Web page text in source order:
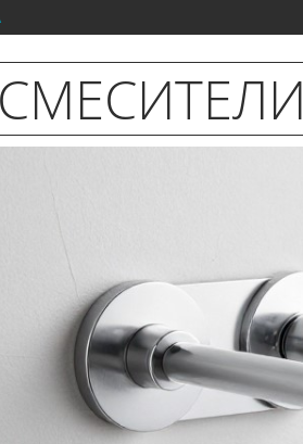
СМЕСИТЕЛИ